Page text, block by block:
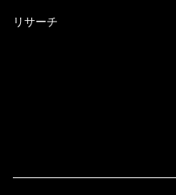
リサーチ